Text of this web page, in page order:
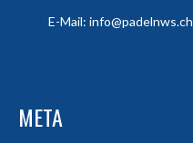
E-Mail: info@padelnws.ch
META